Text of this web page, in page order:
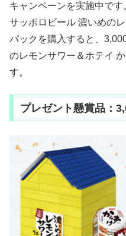
キャンペーンを実施中で
サッポロビール 濃いめの
パックを購入すると、
のレモンサワー＆ホテイ
す。
プレゼント懸賞品：